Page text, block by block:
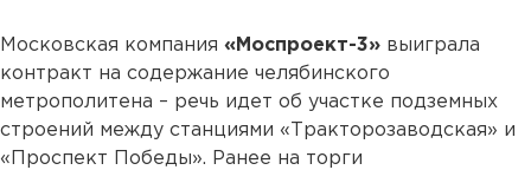
Московская компания «Моспроект-3» выиграла
контракт на содержание челябинского
метрополитена – речь идет об участке подземных
строений между станциями «Тракторозаводская» и
«Проспект Победы». Ранее на торги